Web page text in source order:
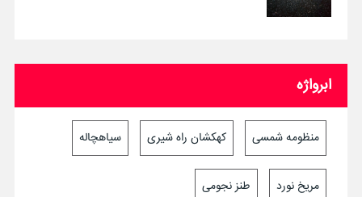
ابرواژه
منظومه شمسی کهکشان راه شیری سیاهچاله
مریخ نورد طنز نجومی